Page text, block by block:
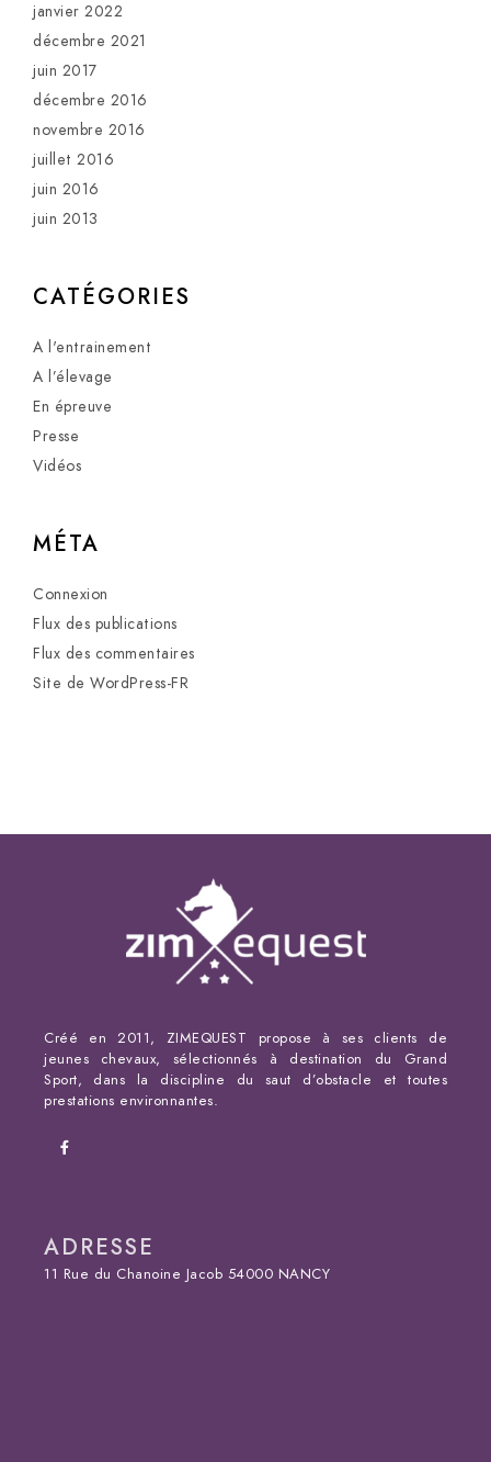
janvier 2022
décembre 2021
juin 2017
décembre 2016
novembre 2016
juillet 2016
juin 2016
juin 2013
CATÉGORIES
A l'entrainement
A l’élevage
En épreuve
Presse
Vidéos
MÉTA
Connexion
Flux des publications
Flux des commentaires
Site de WordPress-FR
Créé en 2011, ZIMEQUEST propose à ses clients de
jeunes chevaux, sélectionnés à destination du Grand
Sport, dans la discipline du saut d’obstacle et toutes
prestations environnantes.
ADRESSE
11 Rue du Chanoine Jacob 54000 NANCY